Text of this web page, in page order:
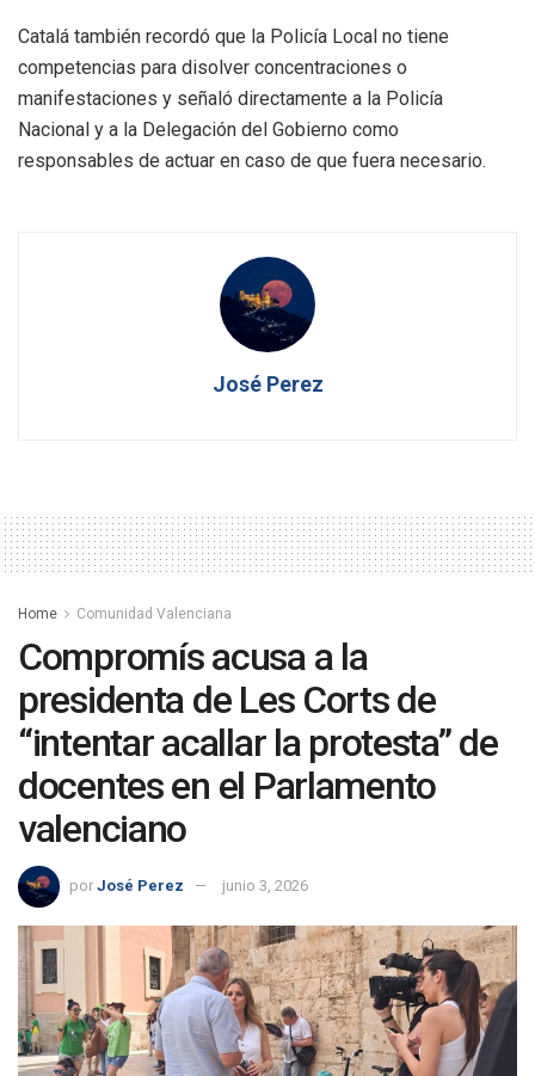
Catalá también recordó que la Policía Local no tiene
competencias para disolver concentraciones o
manifestaciones y señaló directamente a la Policía
Nacional y a la Delegación del Gobierno como
responsables de actuar en caso de que fuera necesario.
José Perez
Home Comunidad Valenciana
Compromís acusa a la
presidenta de Les Corts de
“intentar acallar la protesta” de
docentes en el Parlamento
valenciano
por José Perez junio 3, 2026